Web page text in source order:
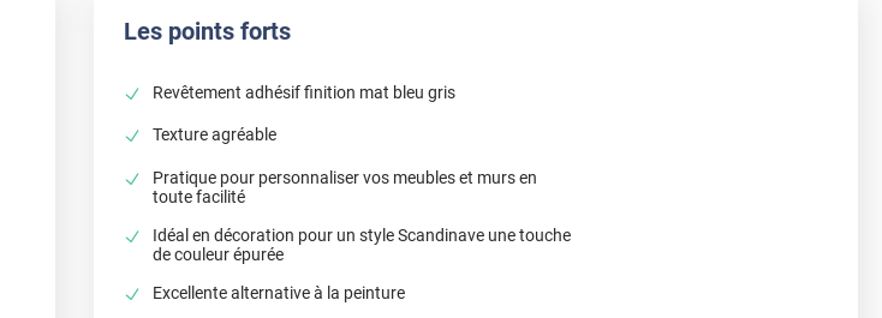
Les points forts
Revêtement adhésif finition mat bleu gris
Texture agréable
Pratique pour personnaliser vos meubles et murs en
toute facilité
Idéal en décoration pour un style Scandinave une touche
de couleur épurée
Excellente alternative à la peinture